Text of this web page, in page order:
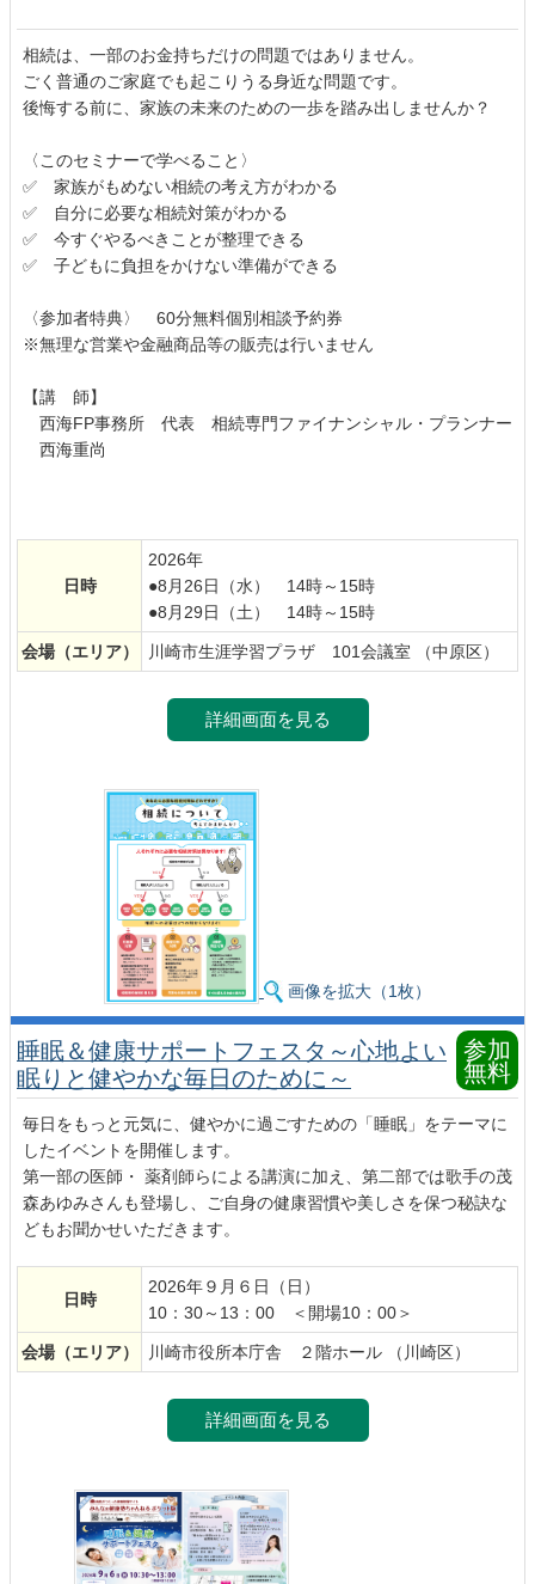
相続は、一部のお金持ちだけの問題ではありません。
ごく普通のご家庭でも起こりうる身近な問題です。
後悔する前に、家族の未来のための一歩を踏み出しませんか？
〈このセミナーで学べること〉
✅ 家族がもめない相続の考え方がわかる
✅ 自分に必要な相続対策がわかる
✅ 今すぐやるべきことが整理できる
✅ 子どもに負担をかけない準備ができる
〈参加者特典〉 60分無料個別相談予約券
※無理な営業や金融商品等の販売は行いません
【講 師】
西海FP事務所 代表 相続専門ファイナンシャル・プランナー
西海重尚
日時
2026年
●8月26日（水） 14時～15時
●8月29日（土） 14時～15時
会場（エリア） 川崎市生涯学習プラザ 101会議室 （中原区）
詳細画面を見る
画像を拡大（1枚）
参加
無料
睡眠＆健康サポートフェスタ～心地よい
眠りと健やかな毎日のために～
毎日をもっと元気に、健やかに過ごすための「睡眠」をテーマに
したイベントを開催します。
第一部の医師・ 薬剤師らによる講演に加え、第二部では歌手の茂
森あゆみさんも登場し、ご自身の健康習慣や美しさを保つ秘訣な
どもお聞かせいただきます。
日時
2026年９月６日（日）
10：30～13：00 ＜開場10：00＞
会場（エリア） 川崎市役所本庁舎 ２階ホール （川崎区）
詳細画面を見る